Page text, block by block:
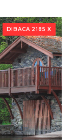
DIBACA 2185 X